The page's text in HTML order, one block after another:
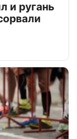
и ругань